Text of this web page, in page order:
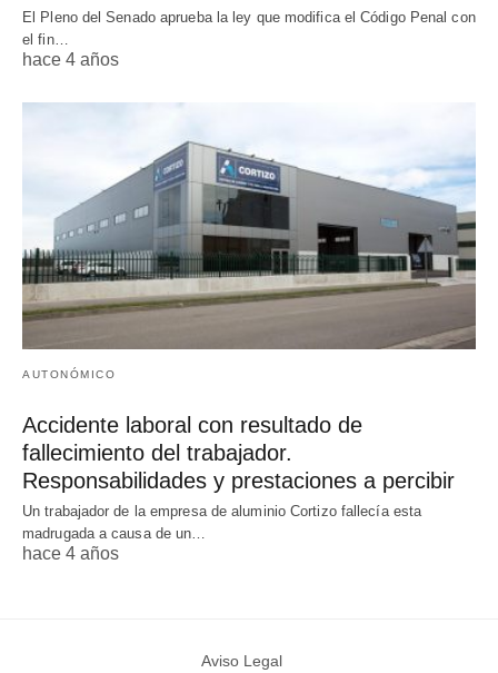
El Pleno del Senado aprueba la ley que modifica el Código Penal con
el fin…
hace 4 años
AUTONÓMICO
Accidente laboral con resultado de
fallecimiento del trabajador.
Responsabilidades y prestaciones a percibir
Un trabajador de la empresa de aluminio Cortizo fallecía esta
madrugada a causa de un…
hace 4 años
Aviso Legal